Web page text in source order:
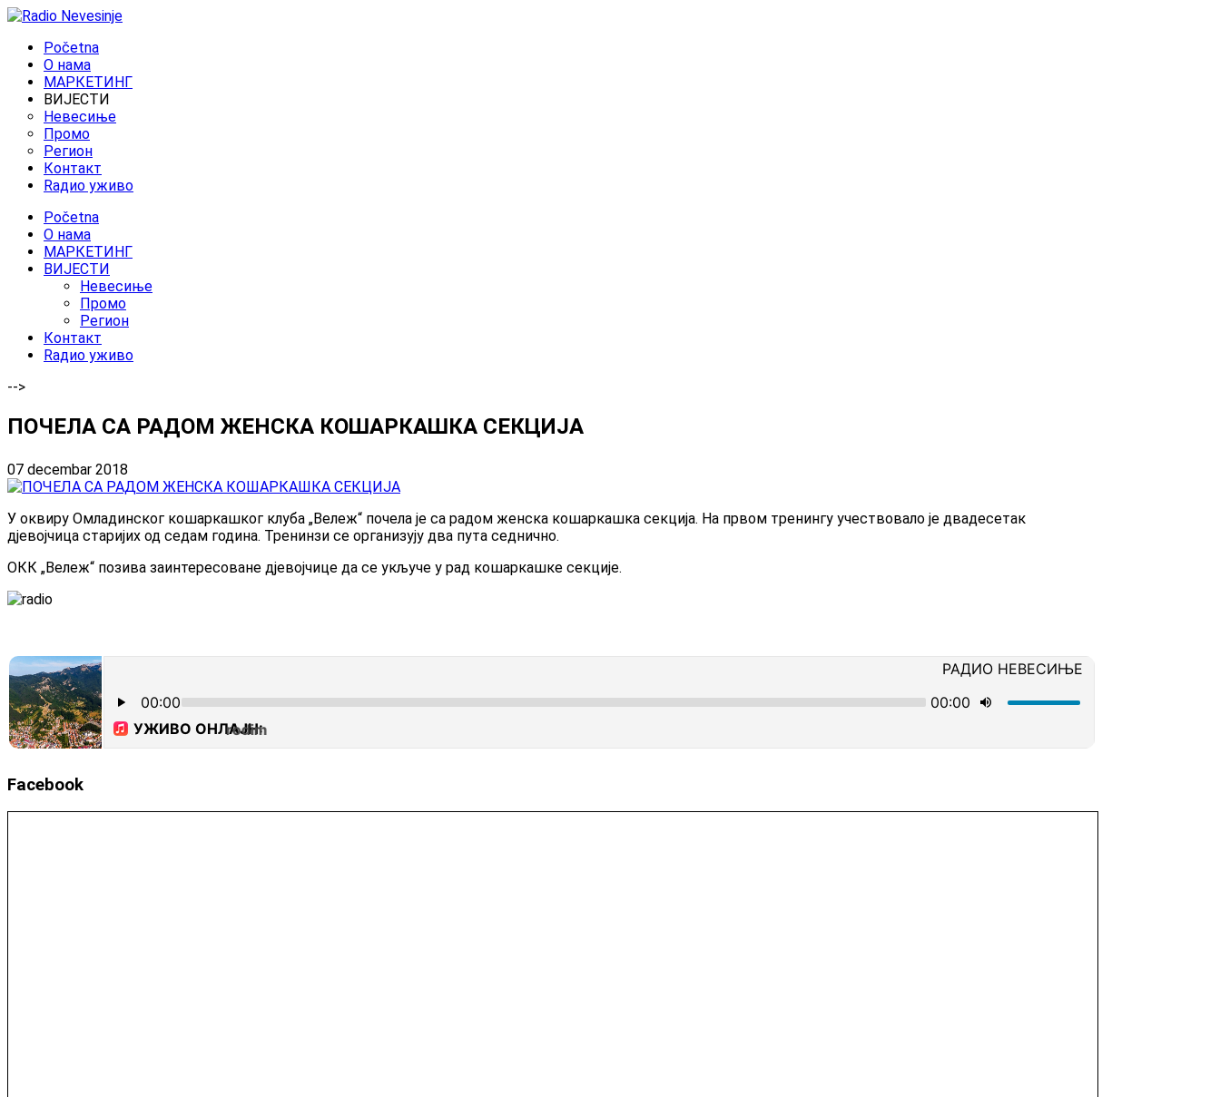
Početna
O нама
МАРКЕТИНГ
ВИЈЕСТИ
Невесиње
Промо
Регион
Контакт
Rадио уживо
Početna
O нама
МАРКЕТИНГ
ВИЈЕСТИ
Невесиње
Промо
Регион
Контакт
Rадио уживо
-->
ПОЧЕЛА СА РАДОМ ЖЕНСКА КОШАРКАШКА СЕКЦИЈА
07 decembar 2018
У оквиру Омладинског кошаркашког клуба „Вележ“ почела је са радом женска кошаркашка секција. На првом тренингу учествовало је двадесетак
дјевојчица старијих од седам година. Тренинзи се организују два пута седнично.
ОКК „Вележ“ позива заинтересоване дјевојчице да се укључе у рад кошаркашке секције.
Facebook